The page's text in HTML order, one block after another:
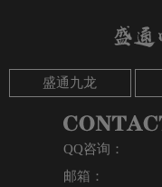
盛通九龙
QQ咨询：
邮箱：